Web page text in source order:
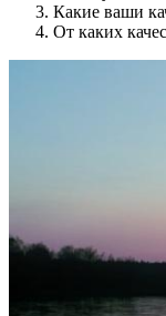
Какие ваши
От каких